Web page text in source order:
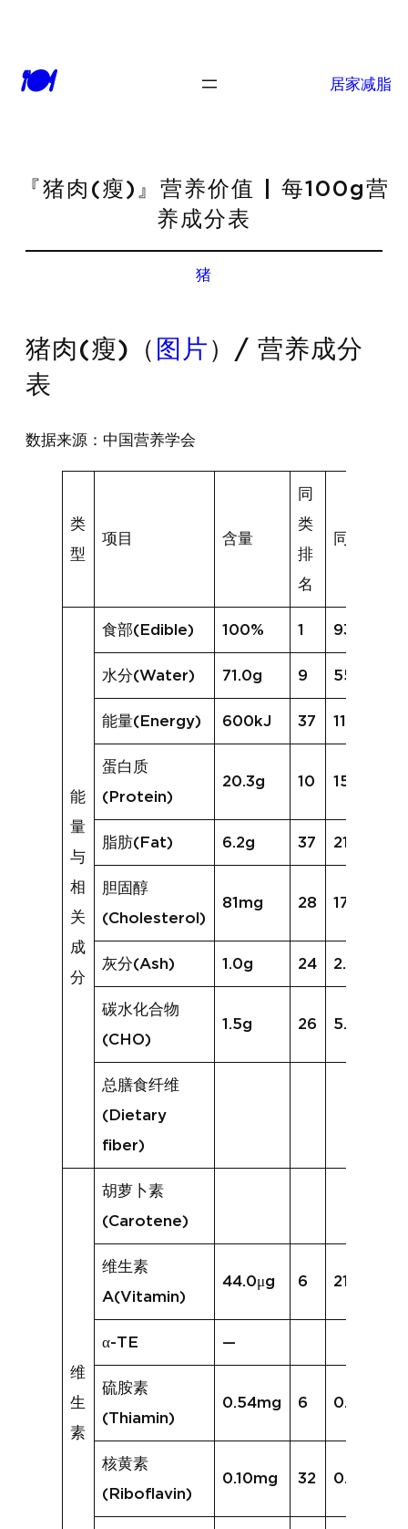
🍽 居家减脂
『猪肉(瘦)』营养价值 | 每100g营
养成分表
猪
猪肉(瘦)（ 图片 ）/ 营养成分
表
数据来源：中国营养学会
类
型
项目 含量
同
类
排
名
同类均值
能
量
与
相
关
成
分
食部(Edible) 100% 1 93%
水分(Water) 71.0g 9 55.1g
能量(Energy) 600kJ 37 1164kJ
蛋白质
(Protein)
20.3g 10 15.7g
脂肪(Fat) 6.2g 37 21.8g
胆固醇
(Cholesterol)
81mg 28 172mg
灰分(Ash) 1.0g 24 2.2g
碳水化合物
(CHO)
1.5g 26 5.2g
总膳食纤维
(Dietary
fiber)
维
生
素
胡萝卜素
(Carotene)
维生素
A(Vitamin)
44.0μg 6 218.5μg
α-TE —
硫胺素
(Thiamin)
0.54mg 6 0.27mg
核黄素
(Riboflavin)
0.10mg 32 0.21mg